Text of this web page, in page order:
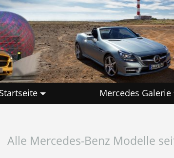
Startseite Mercedes Galerie
Alle Mercedes-Benz Modelle